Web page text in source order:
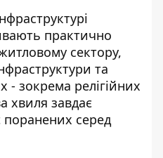
практично
сектору,
та
- зокрема релігійних
хвиля завдає
поранених серед